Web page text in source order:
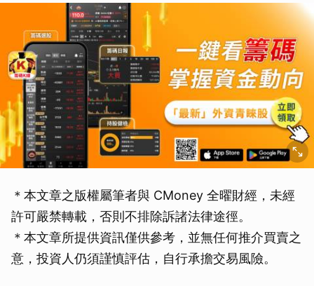
＊本文章之版權屬筆者與 CMoney 全曜財經，未經
許可嚴禁轉載，否則不排除訴諸法律途徑。
＊本文章所提供資訊僅供參考，並無任何推介買賣之
意，投資人仍須謹慎評估，自行承擔交易風險。
取消